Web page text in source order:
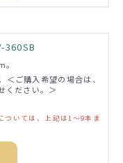
360SB
ご購入希望の場合は、
ください。＞
いては、上記は1～9本ま